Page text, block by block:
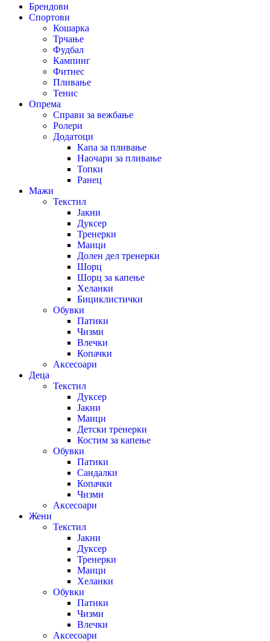
Брендови
Спортови
Кошарка
Трчање
Фудбал
Кампинг
Фитнес
Пливање
Тенис
Опрема
Справи за вежбање
Ролери
Додатоци
Капа за пливање
Наочари за пливање
Топки
Ранец
Мажи
Текстил
Јакни
Дуксер
Тренерки
Маици
Долен дел тренерки
Шорц
Шорц за капење
Хеланки
Бициклистички
Обувки
Патики
Чизми
Влечки
Копачки
Аксесоари
Деца
Текстил
Дуксер
Јакни
Маици
Детски тренерки
Костим за капење
Обувки
Патики
Сандалки
Копачки
Чизми
Аксесоари
Жени
Текстил
Јакни
Дуксер
Тренерки
Маици
Хеланки
Обувки
Патики
Чизми
Влечки
Аксесоари